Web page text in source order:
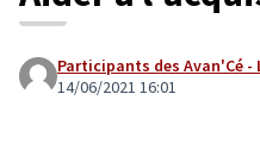
Participants des Avan'Cé -
14/06/2021 16:01